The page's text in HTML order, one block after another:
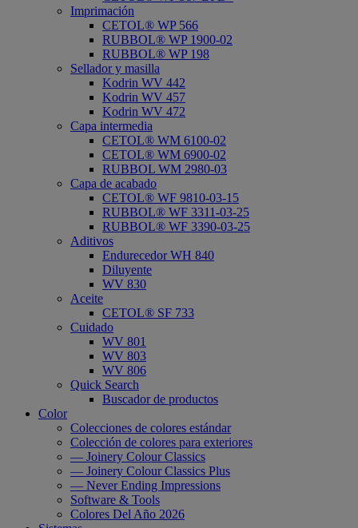
Imprimación
CETOL® WP 566
RUBBOL® WP 1900-02
RUBBOL® WP 198
Sellador y masilla
Kodrin WV 442
Kodrin WV 457
Kodrin WV 472
Capa intermedia
CETOL® WM 6100-02
CETOL® WM 6900-02
RUBBOL WM 2980-03
Capa de acabado
CETOL® WF 9810-03-15
RUBBOL® WF 3311-03-25
RUBBOL® WF 3390-03-25
Aditivos
Endurecedor WH 840
Diluyente
WV 830
Aceite
CETOL® SF 733
Cuidado
WV 801
WV 803
WV 806
Quick Search
Buscador de productos
Color
Colecciones de colores estándar
Colección de colores para exteriores
— Joinery Colour Classics
— Joinery Colour Classics Plus
— Never Ending Impressions
Software & Tools
Colores Del Año 2026